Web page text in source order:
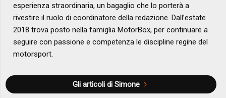
esperienza straordinaria, un bagaglio che lo porterà a
rivestire il ruolo di coordinatore della redazione. Dall’estate
2018 trova posto nella famiglia MotorBox, per continuare a
seguire con passione e competenza le discipline regine del
motorsport.
Gli articoli di Simone